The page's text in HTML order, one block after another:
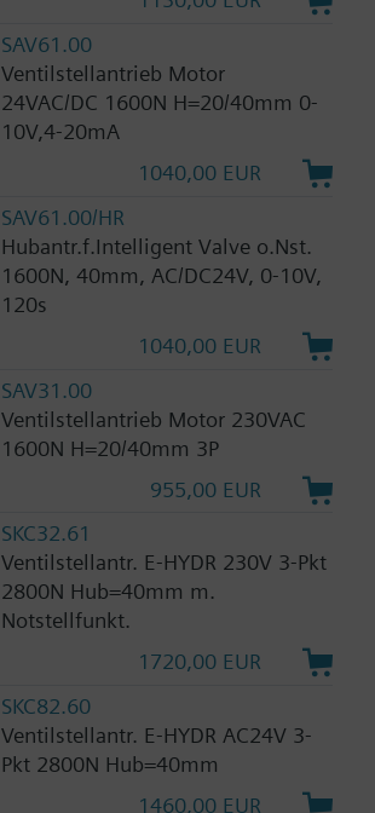
SAV61.00
Ventilstellantrieb Motor
24VAC/DC 1600N H=20/40mm 0-
10V,4-20mA
1040,00 EUR
SAV61.00/HR
Hubantr.f.Intelligent Valve o.Nst.
1600N, 40mm, AC/DC24V, 0-10V,
120s
1040,00 EUR
SAV31.00
Ventilstellantrieb Motor 230VAC
1600N H=20/40mm 3P
955,00 EUR
SKC32.61
Ventilstellantr. E-HYDR 230V 3-Pkt
2800N Hub=40mm m.
Notstellfunkt.
1720,00 EUR
SKC82.60
Ventilstellantr. E-HYDR AC24V 3-
Pkt 2800N Hub=40mm
1460,00 EUR